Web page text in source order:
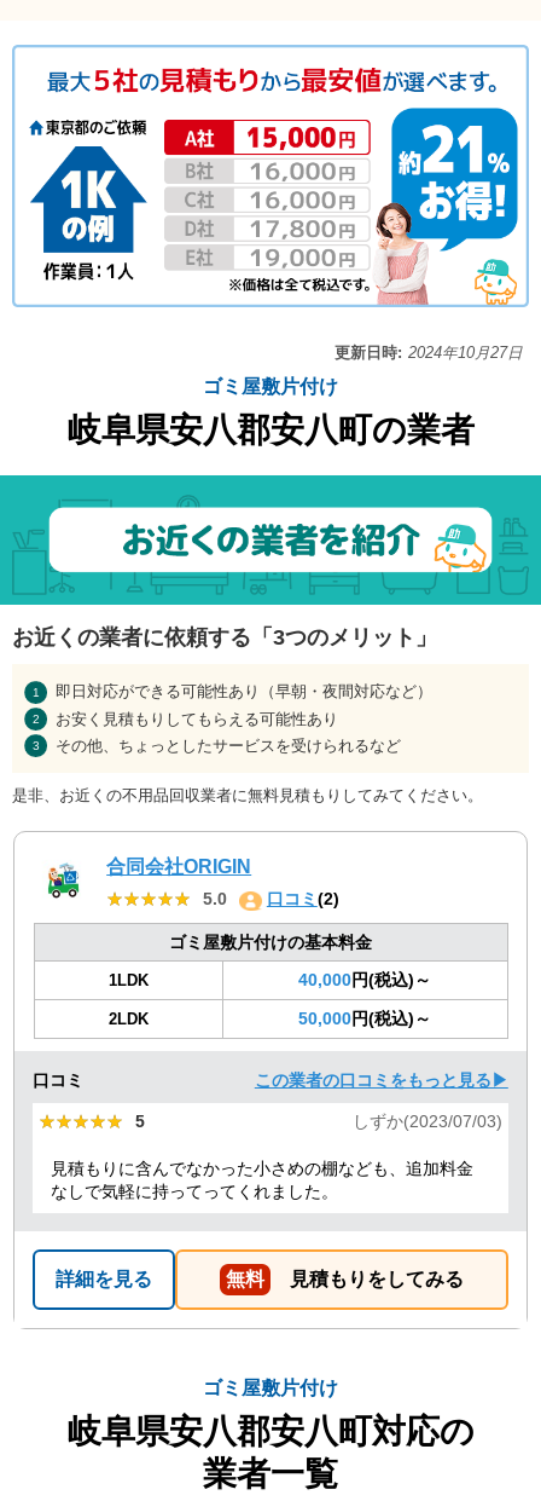
更新日時: 2024年10月27日
ゴミ屋敷片付け
岐阜県安八郡安八町の業者
お近くの業者に依頼する「3つのメリット」
即日対応ができる可能性あり（早朝・夜間対応など）
お安く見積もりしてもらえる可能性あり
その他、ちょっとしたサービスを受けられるなど
是非、お近くの不用品回収業者に無料見積もりしてみてください。
合同会社ORIGIN
★★★★★
★★★★★ 5.0 口コミ(2)
ゴミ屋敷片付けの基本料金
1LDK 40,000円(税込)～
2LDK 50,000円(税込)～
口コミ この業者の口コミをもっと見る▶
★★★★★
★★★★★ 5 しずか(2023/07/03)
見積もりに含んでなかった小さめの棚なども、追加料金
なしで気軽に持ってってくれました。
詳細を見る 無料 見積もりをしてみる
ゴミ屋敷片付け
岐阜県安八郡安八町対応の
業者一覧